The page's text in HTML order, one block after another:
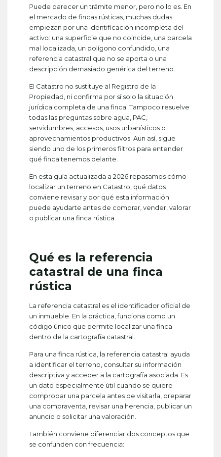
Puede parecer un trámite menor, pero no lo es. En
el mercado de fincas rústicas, muchas dudas
empiezan por una identificación incompleta del
activo: una superficie que no coincide, una parcela
mal localizada, un polígono confundido, una
referencia catastral que no se aporta o una
descripción demasiado genérica del terreno.
El Catastro no sustituye al Registro de la
Propiedad, ni confirma por sí solo la situación
jurídica completa de una finca. Tampoco resuelve
todas las preguntas sobre agua, PAC,
servidumbres, accesos, usos urbanísticos o
aprovechamientos productivos. Aun así, sigue
siendo uno de los primeros filtros para entender
qué finca tenemos delante.
En esta guía actualizada a 2026 repasamos cómo
localizar un terreno en Catastro, qué datos
conviene revisar y por qué esta información
puede ayudarte antes de comprar, vender, valorar
o publicar una finca rústica.
Qué es la referencia
catastral de una finca
rústica
La referencia catastral es el identificador oficial de
un inmueble. En la práctica, funciona como un
código único que permite localizar una finca
dentro de la cartografía catastral.
Para una finca rústica, la referencia catastral ayuda
a identificar el terreno, consultar su información
descriptiva y acceder a la cartografía asociada. Es
un dato especialmente útil cuando se quiere
comprobar una parcela antes de visitarla, preparar
una compraventa, revisar una herencia, publicar un
anuncio o solicitar una valoración.
También conviene diferenciar dos conceptos que
se confunden con frecuencia: